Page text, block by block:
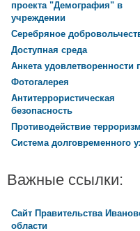
проекта "Демография" в
учреждении
Серебряное
Доступная среда
Анкета удовлетворенности
Фотогалерея
Антитеррористическая
безопасность
Противодействие
Система долговременного
Важные ссылки:
Сайт Правительства
области